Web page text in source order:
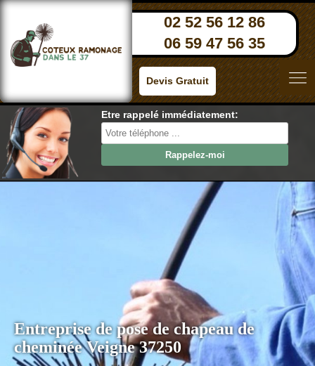
02 52 56 12 86
06 59 47 56 35
Devis Gratuit
Etre rappelé immédiatement:
Entreprise de pose de chapeau de
cheminée Veigne 37250